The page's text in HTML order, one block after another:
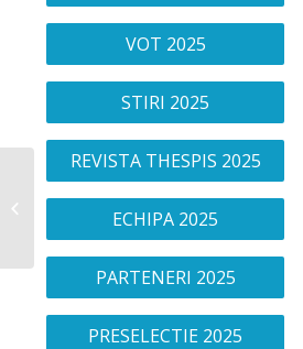
VOT 2025
STIRI 2025
REVISTA THESPIS 2025
ECHIPA 2025
PARTENERI 2025
PRESELECTIE 2025
Denisa Tudora